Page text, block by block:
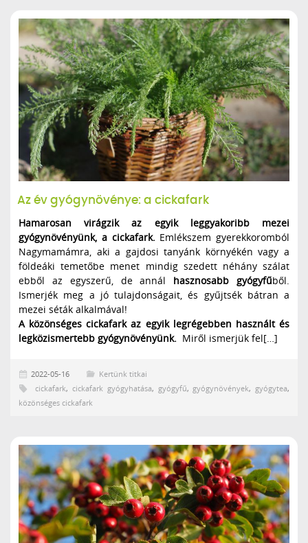
Az év gyógynövénye: a cickafark
Hamarosan virágzik az egyik leggyakoribb mezei
gyógynövényünk, a cickafark. Emlékszem gyerekkoromból
Nagymamámra, aki a gajdosi tanyánk környékén vagy a
földeáki temetőbe menet mindig szedett néhány szálat
ebből az egyszerű, de annál hasznosabb gyógyfűből.
Ismerjék meg a jó tulajdonságait, és gyűjtsék bátran a
mezei séták alkalmával!
A közönséges cickafark az egyik legrégebben használt és
legközismertebb gyógynövényünk. Miről ismerjük fel[…]
2022-05-16
Kertünk titkai
cickafark, cickafark gyógyhatása, gyógyfű, gyógynövények, gyógytea,
közönséges cickafark